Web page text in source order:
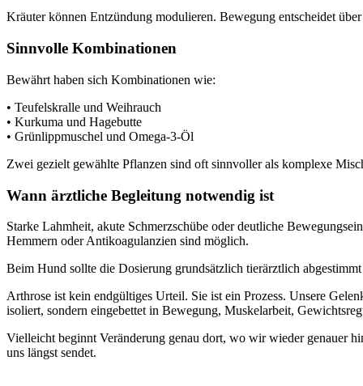
Kräuter können Entzündung modulieren. Bewegung entscheidet
Sinnvolle Kombinationen
Bewährt haben sich Kombinationen wie:
• Teufelskralle und Weihrauch
• Kurkuma und Hagebutte
• Grünlippmuschel und Omega-3-Öl
Zwei gezielt gewählte Pflanzen sind oft sinnvoller als komplexe
Wann ärztliche Begleitung notwendig ist
Starke Lahmheit, akute Schmerzschübe oder deutliche
Hemmern oder Antikoagulanzien sind möglich.
Beim Hund sollte die Dosierung grundsätzlich tierärztlich
Arthrose ist kein endgültiges Urteil. Sie ist ein Prozess. Unsere
isoliert, sondern eingebettet in Bewegung, Muskelarbeit,
Vielleicht beginnt Veränderung genau dort, wo wir wieder genauer
uns längst sendet.